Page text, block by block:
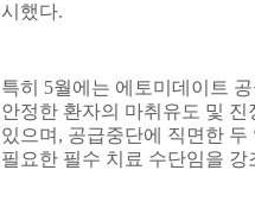
시했다.
특히 5월에는 에토미데이트
안정한 환자의 마취유도 및
있으며 , 공급중단에 직면한
필요한 필수 치료 수단임을 강